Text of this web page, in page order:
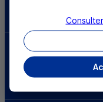
Parrainez
Découvrir